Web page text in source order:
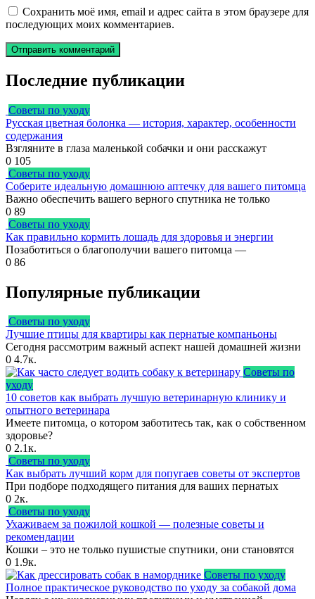
Сохранить моё имя, email и адрес сайта в этом браузере для
последующих моих комментариев.
Последние публикации
Советы по уходу
Русская цветная болонка — история, характер, особенности
содержания
Взгляните в глаза маленькой собачки и они расскажут
0 105
Советы по уходу
Соберите идеальную домашнюю аптечку для вашего питомца
Важно обеспечить вашего верного спутника не только
0 89
Советы по уходу
Как правильно кормить лошадь для здоровья и энергии
Позаботиться о благополучии вашего питомца —
0 86
Популярные публикации
Советы по уходу
Лучшие птицы для квартиры как пернатые компаньоны
Сегодня рассмотрим важный аспект нашей домашней жизни
0 4.7к.
Советы по
уходу
10 советов как выбрать лучшую ветеринарную клинику и
опытного ветеринара
Имеете питомца, о котором заботитесь так, как о собственном
здоровье?
0 2.1к.
Советы по уходу
Как выбрать лучший корм для попугаев советы от экспертов
При подборе подходящего питания для ваших пернатых
0 2к.
Советы по уходу
Ухаживаем за пожилой кошкой — полезные советы и
рекомендации
Кошки – это не только пушистые спутники, они становятся
0 1.9к.
Советы по уходу
Полное практическое руководство по уходу за собакой дома